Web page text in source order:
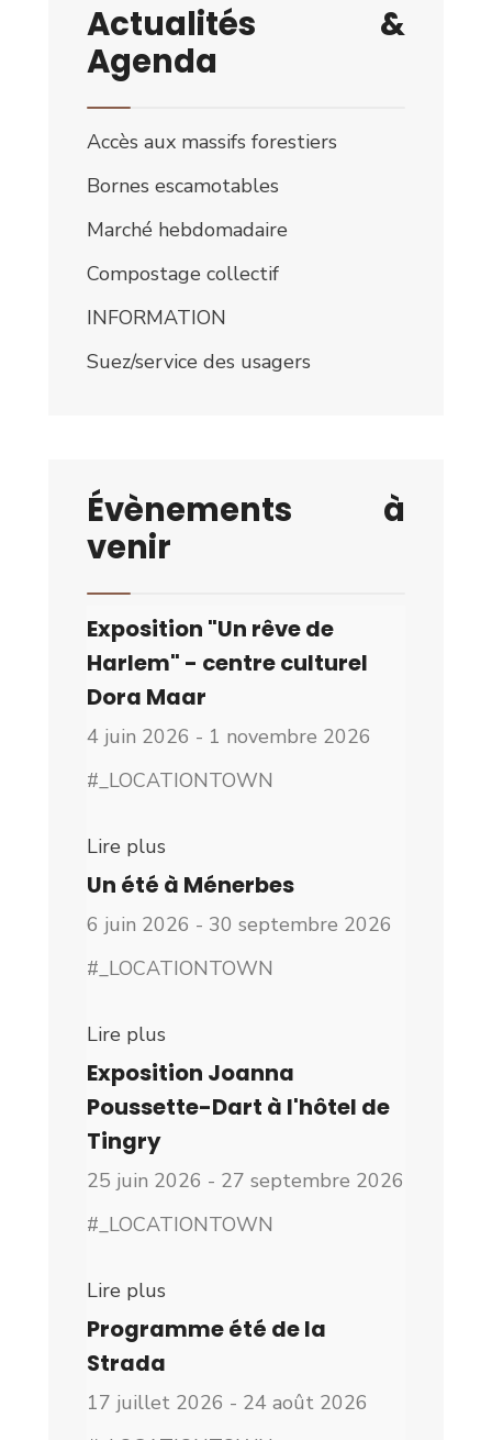
Actualités &
Agenda
Accès aux massifs forestiers
Bornes escamotables
Marché hebdomadaire
Compostage collectif
INFORMATION
Suez/service des usagers
Évènements à
venir
Exposition "Un rêve de
Harlem" - centre culturel
Dora Maar
4 juin 2026 - 1 novembre 2026
#_LOCATIONTOWN
Lire plus
Un été à Ménerbes
6 juin 2026 - 30 septembre 2026
#_LOCATIONTOWN
Lire plus
Exposition Joanna
Poussette-Dart à l'hôtel de
Tingry
25 juin 2026 - 27 septembre 2026
#_LOCATIONTOWN
Lire plus
Programme été de la
Strada
17 juillet 2026 - 24 août 2026